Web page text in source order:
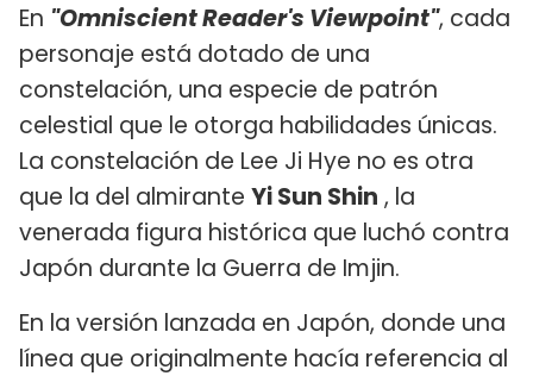
En "Omniscient Reader's Viewpoint", cada
personaje está dotado de una
constelación, una especie de patrón
celestial que le otorga habilidades únicas.
La constelación de Lee Ji Hye no es otra
que la del almirante Yi Sun Shin , la
venerada figura histórica que luchó contra
Japón durante la Guerra de Imjin.
En la versión lanzada en Japón, donde una
línea que originalmente hacía referencia al